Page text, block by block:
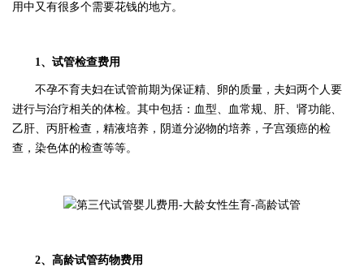
用中又有很多个需要花钱的地方。
1、试管检查费用
不孕不育夫妇在试管前期为保证精、卵的质量，夫妇两个人要
进行与治疗相关的体检。其中包括：血型、血常规、肝、肾功能、
乙肝、丙肝检查，精液培养，阴道分泌物的培养，子宫颈癌的检
查，染色体的检查等等。
2、 高龄试管药物费用